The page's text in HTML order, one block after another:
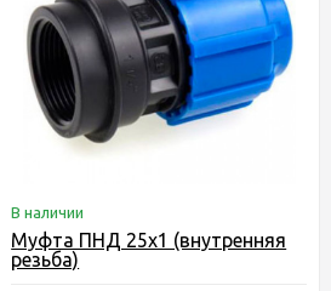
В наличии
Муфта ПНД 25х1 (внутренняя
резьба)